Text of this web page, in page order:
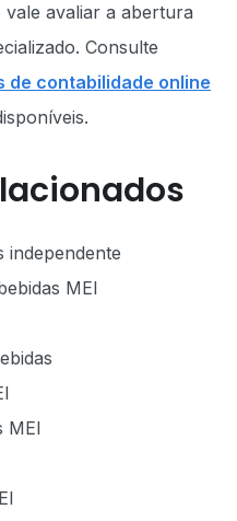
avaliar a abertura
Consulte
de contabilidade online
independente
MEI
MEI